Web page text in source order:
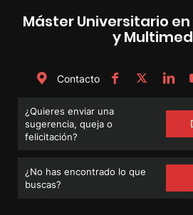
Máster Universitario
y
Contacto
¿Quieres enviar una
sugerencia, queja o
felicitación?
¿No has encontrado lo que
buscas?